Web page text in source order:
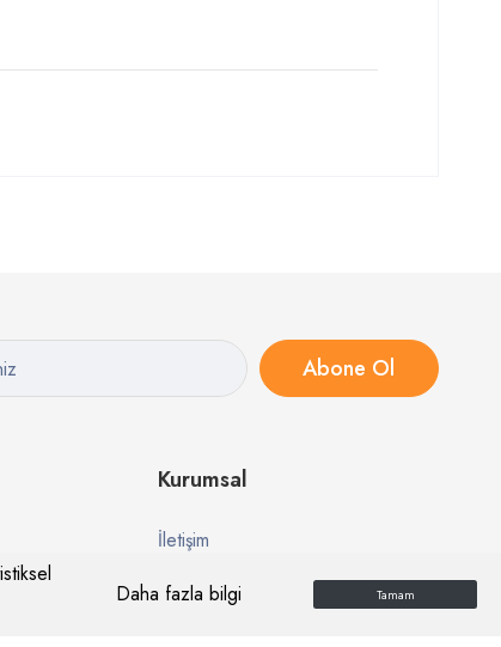
Abone Ol
Kurumsal
İletişim
Hakkımızda
Daha fazla bilgi Tamam